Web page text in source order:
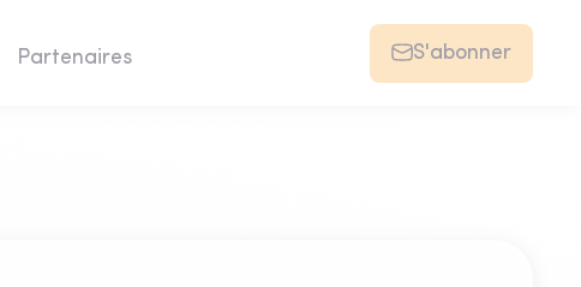
Partenaires S'abonner